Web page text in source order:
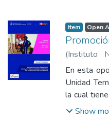
humano
facilita las
doméstica
Item Open
(Instituto
Minchan
Blanca
Liliana ;
Arteaga,
En esta
Unidad
la cual
lasShow